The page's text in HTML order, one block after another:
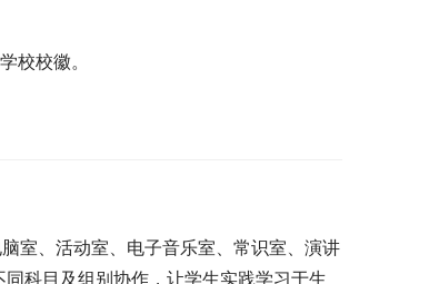
校徽。
室、活动室、电子音乐室、常识室、演讲
科目及组别协作，让学生实践学习于生